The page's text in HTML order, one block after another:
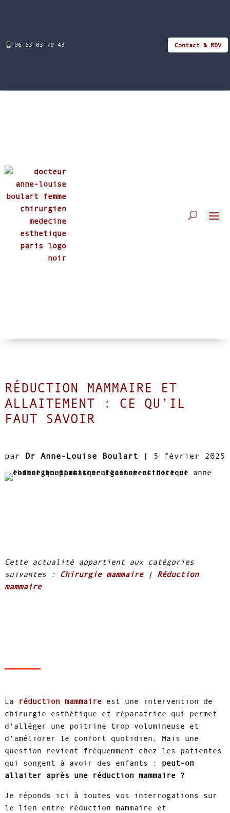
06 63 03 79 43 Contact & RDV
RÉDUCTION MAMMAIRE ET
ALLAITEMENT : CE QU’IL
FAUT SAVOIR
par Dr Anne-Louise Boulart | 5 février 2025
Cette actualité appartient aux catégories
suivantes :
Chirurgie mammaire| Réduction
mammaire
La réduction mammaireest une intervention de
chirurgie esthétique et réparatrice qui permet
d’alléger une poitrine trop volumineuse et
d’améliorer le confort quotidien. Mais une
question revient fréquemment chez les patientes
qui songent à avoir des enfants : peut-on
allaiter après une réduction mammaire ?
Je réponds ici à toutes vos interrogations sur
le lien entre réduction mammaire et